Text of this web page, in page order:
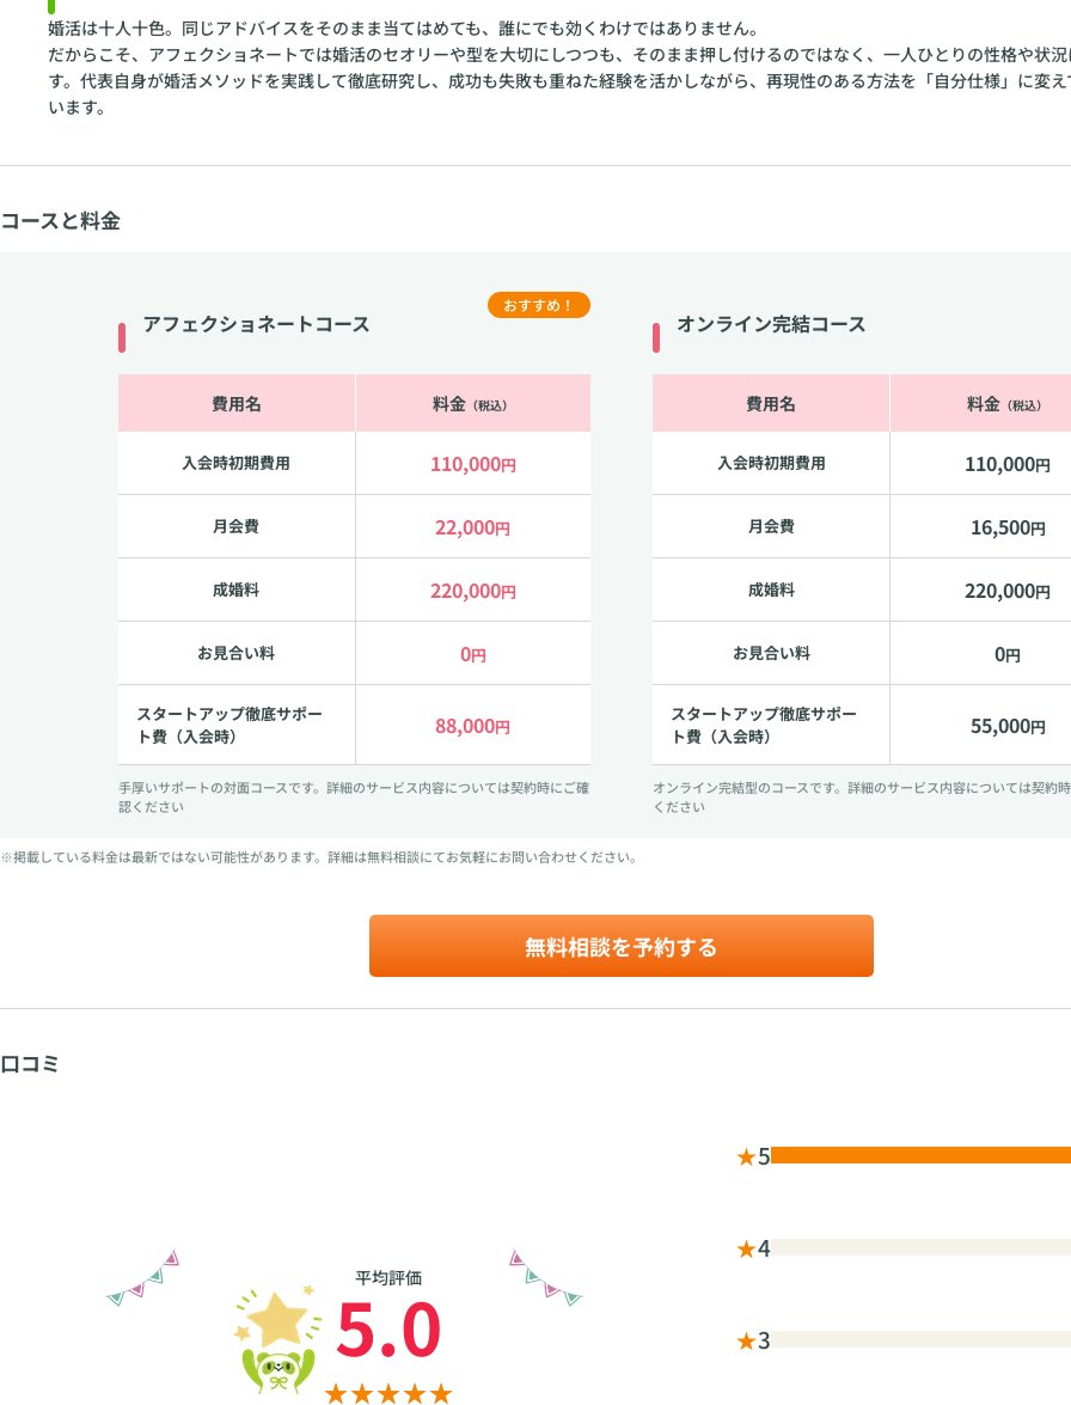
婚活は十人十色。同じアドバイスをそのまま当てはめても、誰にでも効くわけではありません。
だからこそ、アフェクショネートでは婚活のセオリーや型を大切にしつつも、そのまま押し付けるのではなく、一人ひとりの性格や状
す。代表自身が婚活メソッドを実践して徹底研究し、成功も失敗も重ねた経験を活かしながら、再現性のある方法を「自分仕様」に変
います。
コースと料金
アフェクショネートコース
おすすめ！
費用名 料金（税込）
入会時初期費用 110,000円
月会費 22,000円
成婚料 220,000円
お見合い料 0円
スタートアップ徹底サポー
ト費（入会時）
88,000円
手厚いサポートの対面コースです。詳細のサービス内容については契約時にご確
認ください
オンライン完結コース
費用名 料金 （税込）
入会時初期費用 110,000円
月会費 16,500円
成婚料 220,000円
お見合い料 0円
スタートアップ徹底サポー
ト費（入会時）
55,000円
オンライン完結型のコースです。詳細のサービス内容については契約
ください
※掲載している料金は最新ではない可能性があります。詳細は無料相談にてお気軽にお問い合わせください。
無料相談を予約する
口コミ
平均評価
5.0
★5
★4
★3